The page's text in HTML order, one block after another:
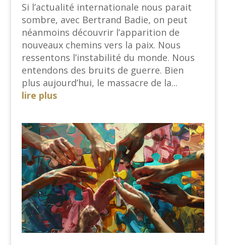
Si l’actualité internationale nous parait
sombre, avec Bertrand Badie, on peut
néanmoins découvrir l’apparition de
nouveaux chemins vers la paix. Nous
ressentons l’instabilité du monde. Nous
entendons des bruits de guerre. Bien
plus aujourd’hui, le massacre de la...
lire plus